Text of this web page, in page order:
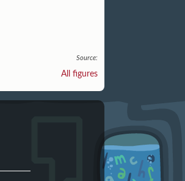
Source:
All figures